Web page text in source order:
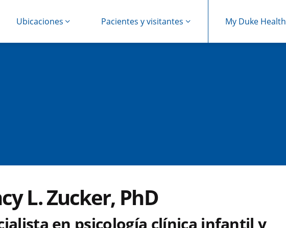
Ubicaciones Pacientes y visitantes My Duke Health
L. Zucker, PhD
en psicología clínica infantil y